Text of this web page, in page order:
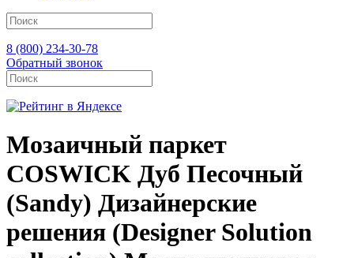
8 (800) 234-30-78
Обратный звонок
Мозаичный паркет
COSWICK Дуб Песочный
(Sandy) Дизайнерские
решения (Designer Solution